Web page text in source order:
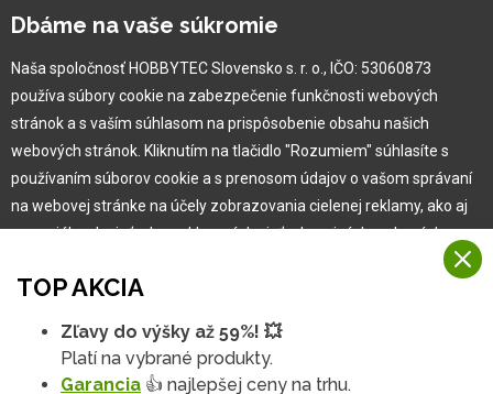
Kariéra
Pre zákazníka
Garancia najlepšej ceny
Užívateľský manuál
Obchodné podmienky
Zákazník & partner
Novinky
TOP AKCIA
Zľavy do výšky až 59%! 💥
Platí na vybrané produkty.
Garancia 👍 najlepšej ceny na trhu.
Dbáme na vaše súkromie
Naša spoločnosť HOBBYTEC Slovensko s. r. o., IČO: 53060873
používa súbory cookie na zabezpečenie funkčnosti webových
stránok a s vaším súhlasom na prispôsobenie obsahu našich
webových stránok. Kliknutím na tlačidlo "Rozumiem" súhlasíte s
používaním súborov cookie a s prenosom údajov o vašom správaní
na webovej stránke na účely zobrazovania cielenej reklamy, ako aj
na sociálnych sieťach a reklamných sieťach na iných webových
Viac informácií
Na našich webových stránkach používame niekoľko kategórií
Rozumiem